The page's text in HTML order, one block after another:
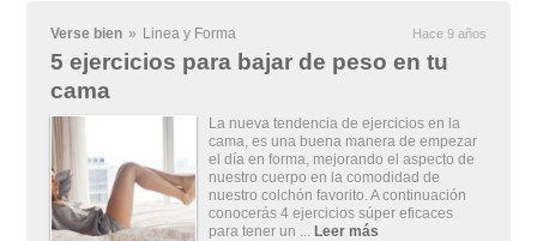
Verse bien » Linea y Forma Hace 9 años
5 ejercicios para bajar de peso en tu
cama
La nueva tendencia de ejercicios en la
cama, es una buena manera de empezar
el día en forma, mejorando el aspecto de
nuestro cuerpo en la comodidad de
nuestro colchón favorito. A continuación
conocerás 4 ejercicios súper eficaces
para tener un ... Leer más